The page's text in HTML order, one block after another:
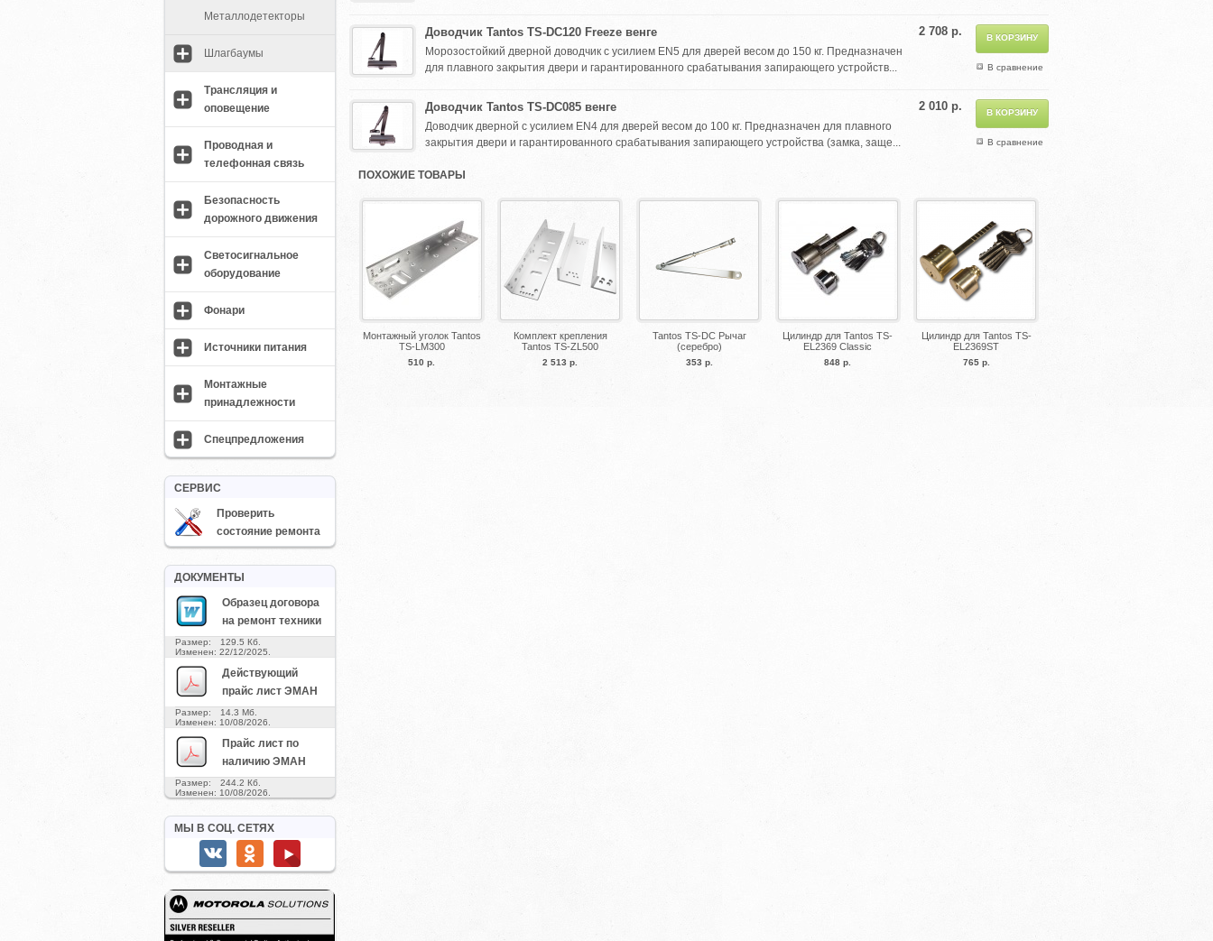
Металлодетекторы
Шлагбаумы
Трансляция и
оповещение
Проводная и
телефонная связь
Безопасность
дорожного движения
Светосигнальное
оборудование
Фонари
Источники питания
Монтажные
принадлежности
Спецпредложения
СЕРВИС
Проверить
состояние ремонта
ДОКУМЕНТЫ
Образец договора
на ремонт техники
Размер: 129.5 Кб.
Изменен: 22/12/2025.
Действующий
прайс лист ЭМАН
Размер: 14.3 Мб.
Изменен: 10/08/2026.
Прайс лист по
наличию ЭМАН
Размер: 244.2 Кб.
Изменен: 10/08/2026.
МЫ В СОЦ. СЕТЯХ
В сравнение
2 708 р.
Доводчик Tantos TS-DC120 Freeze венге
Морозостойкий дверной доводчик с усилием EN5 для дверей весом до 150 кг. Предназначен
для плавного закрытия двери и гарантированного срабатывания запирающего устройств...
В сравнение
2 010 р.
Доводчик Tantos TS-DC085 венге
Доводчик дверной с усилием EN4 для дверей весом до 100 кг. Предназначен для плавного
закрытия двери и гарантированного срабатывания запирающего устройства (замка, заще...
ПОХОЖИЕ ТОВАРЫ
Монтажный уголок Tantos
TS-LM300
510 р.
Комплект крепления
Tantos TS-ZL500
2 513 р.
Tantos TS-DC Рычаг
(серебро)
353 р.
Цилиндр для Tantos TS-
EL2369 Classic
848 р.
Цилиндр для Tantos TS-
EL2369ST
765 р.